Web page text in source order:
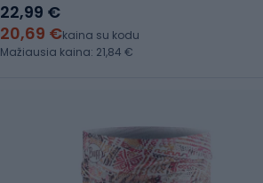
22,99 €
20,69 €kaina su kodu
Mažiausia kaina: 21,84 €